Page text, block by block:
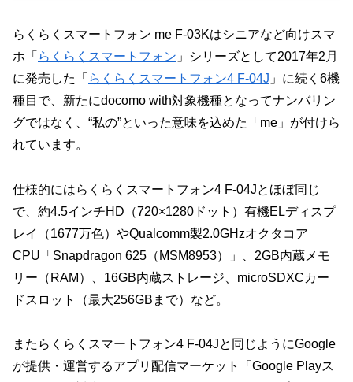
らくらくスマートフォン me F-03Kはシニアなど向けスマ
ホ「 らくらくスマートフォン 」シリーズとして2017年2月
に発売した「 らくらくスマートフォン4 F-04J 」に続く6機
種目で、新たにdocomo with対象機種となってナンバリン
グではなく、“私の”といった意味を込めた「me」が付けら
れています。
仕様的にはらくらくスマートフォン4 F-04Jとほぼ同じ
で、約4.5インチHD（720×1280ドット）有機ELディスプ
レイ（1677万色）やQualcomm製2.0GHzオクタコア
CPU「Snapdragon 625（MSM8953）」、2GB内蔵メモ
リー（RAM）、16GB内蔵ストレージ、microSDXCカー
ドスロット（最大256GBまで）など。
またらくらくスマートフォン4 F-04Jと同じようにGoogle
が提供・運営するアプリ配信マーケット「Google Playス